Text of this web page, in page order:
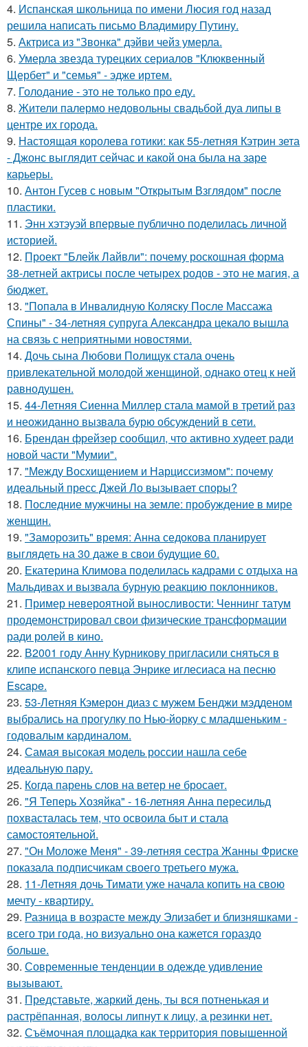
4. Испанская школьница по имени Люсия год назад
решила написать письмо Владимиру Путину.
5. Актриса из "Звонка" дэйви чейз умерла.
6. Умерла звезда турецких сериалов "Клюквенный
Щербет" и "семья" - эдже иртем.
7. Голодание - это не только про еду.
8. Жители палермо недовольны свадьбой дуа липы в
центре их города.
9. Настоящая королева готики: как 55-летняя Кэтрин зета
- Джонс выглядит сейчас и какой она была на заре
карьеры.
10. Антон Гусев с новым "Открытым Взглядом" после
пластики.
11. Энн хэтэуэй впервые публично поделилась личной
историей.
12. Проект "Блейк Лайвли": почему роскошная форма
38-летней актрисы после четырех родов - это не магия, а
бюджет.
13. "Попала в Инвалидную Коляску После Массажа
Спины" - 34-летняя супруга Александра цекало вышла
на связь с неприятными новостями.
14. Дочь сына Любови Полищук стала очень
привлекательной молодой женщиной, однако отец к ней
равнодушен.
15. 44-Летняя Сиенна Миллер стала мамой в третий раз
и неожиданно вызвала бурю обсуждений в сети.
16. Брендан фрейзер сообщил, что активно худеет ради
новой части "Мумии".
17. "Между Восхищением и Нарциссизмом": почему
идеальный пресс Джей Ло вызывает споры?
18. Последние мужчины на земле: пробуждение в мире
женщин.
19. "Заморозить" время: Анна седокова планирует
выглядеть на 30 даже в свои будущие 60.
20. Екатерина Климова поделилась кадрами с отдыха на
Мальдивах и вызвала бурную реакцию поклонников.
21. Пример невероятной выносливости: Ченнинг татум
продемонстрировал свои физические трансформации
ради ролей в кино.
22. В2001 году Анну Курникову пригласили сняться в
клипе испанского певца Энрике иглесиаса на песню
Escape.
23. 53-Летняя Кэмерон диаз с мужем Бенджи мэдденом
выбрались на прогулку по Нью-йорку с младшеньким -
годовалым кардиналом.
24. Самая высокая модель россии нашла себе
идеальную пару.
25. Когда парень слов на ветер не бросает.
26. "Я Теперь Хозяйка" - 16-летняя Анна пересильд
похвасталась тем, что освоила быт и стала
самостоятельной.
27. "Он Моложе Меня" - 39-летняя сестра Жанны Фриске
показала подписчикам своего третьего мужа.
28. 11-Летняя дочь Тимати уже начала копить на свою
мечту - квартиру.
29. Разница в возрасте между Элизабет и близняшками -
всего три года, но визуально она кажется гораздо
больше.
30. Современные тенденции в одежде удивление
вызывают.
31. Представьте, жаркий день, ты вся потненькая и
растрёпанная, волосы липнут к лицу, а резинки нет.
32. Съёмочная площадка как территория повышенной